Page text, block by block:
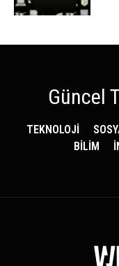
Güncel
TEKNOLOJİ
BİLİM